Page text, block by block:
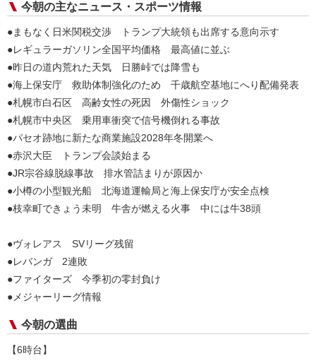
今朝の主なニュース・スポーツ情報
●まもなく日米関税交渉 トランプ大統領も出席する意向示す
●レギュラーガソリン全国平均価格 最高値に並ぶ
●昨日の道内荒れた天気 日勝峠では降雪も
●海上保安庁 救助体制強化のため 千歳航空基地にへり配備発表
●札幌市白石区 高齢女性の死因 外傷性ショック
●札幌市中央区 乗用車衝突で信号機倒れる事故
●パセオ跡地に新たな商業施設2028年冬開業へ
●赤沢大臣 トランプ会談始まる
●JR宗谷線脱線事故 排水管詰まりが原因か
●小樽の小型観光船 北海道運輸局と海上保安庁が安全点検
●枝幸町できょう未明 牛舎が燃える火事 中には牛38頭
●ヴォレアス SVリーグ残留
●レバンガ 2連敗
●ファイターズ 今季初の零封負け
●メジャーリーグ情報
今朝の選曲
【6時台】